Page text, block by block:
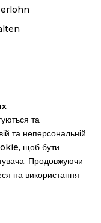
та
та неперсональній
щоб бути
Продовжуючи
на використання